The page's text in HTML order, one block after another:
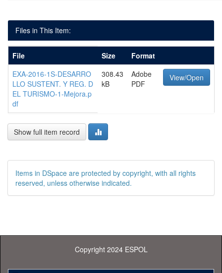
Files in This Item:
File Size
Format
EXA-2016-1S-DESARRO
LLO SUSTENT. Y REG. D
EL TURISMO-1-Mejora.p
df
308.43
kB
Adobe
PDF
View/Open
Show full item record
Items in DSpace are protected by copyright, with all rights
reserved, unless otherwise indicated.
Copyright 2024 ESPOL